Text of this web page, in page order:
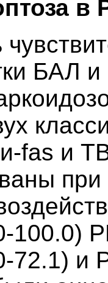
в
БАЛ
fas и
100.0)
72.1) и